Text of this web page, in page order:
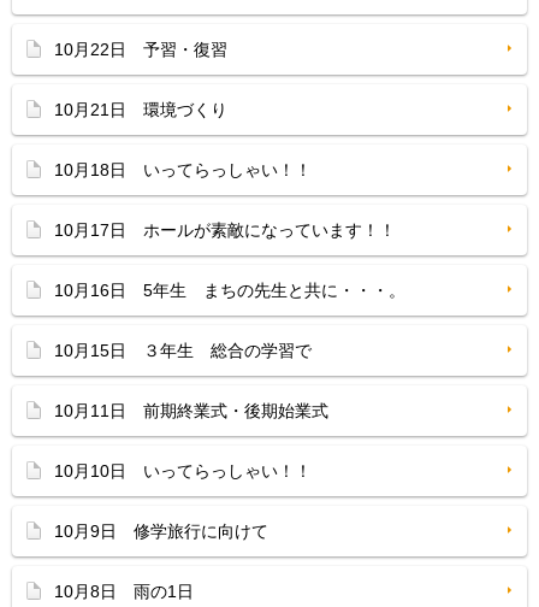
10月22日 予習・復習
10月21日 環境づくり
10月18日 いってらっしゃい！！
10月17日 ホールが素敵になっています！！
10月16日 5年生 まちの先生と共に・・・。
10月15日 ３年生 総合の学習で
10月11日 前期終業式・後期始業式
10月10日 いってらっしゃい！！
10月9日 修学旅行に向けて
10月8日 雨の1日